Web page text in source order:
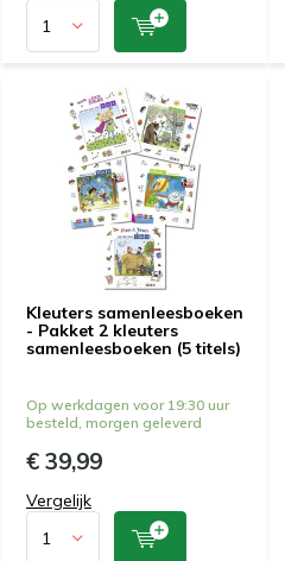
Kleuters samenleesboeken
- Pakket 2 kleuters
samenleesboeken (5 titels)
Op werkdagen voor 19:30 uur
besteld, morgen geleverd
€ 39,99
Vergelijk